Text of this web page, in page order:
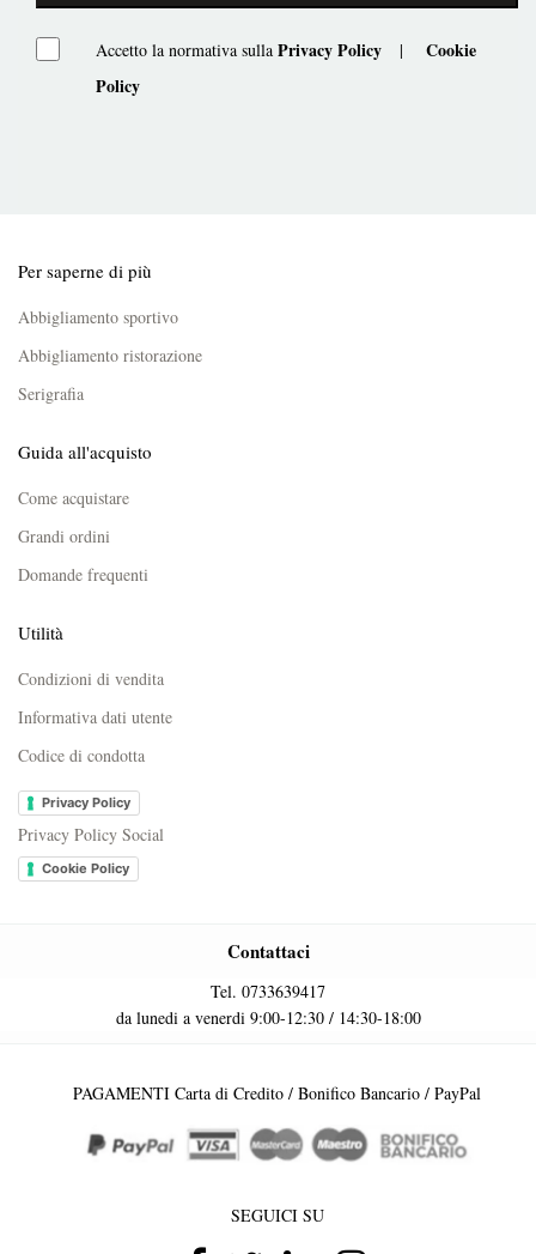
Accetto la normativa sulla Privacy Policy |
Cookie
Policy
Per saperne di più
Abbigliamento sportivo
Abbigliamento ristorazione
Serigrafia
Guida all'acquisto
Come acquistare
Grandi ordini
Domande frequenti
Utilità
Condizioni di vendita
Informativa dati utente
Codice di condotta
Privacy Policy
Privacy Policy Social
Cookie Policy
Contattaci
Tel. 0733639417
da lunedi a venerdi 9:00-12:30 / 14:30-18:00
PAGAMENTI Carta di Credito / Bonifico Bancario / PayPal
SEGUICI SU